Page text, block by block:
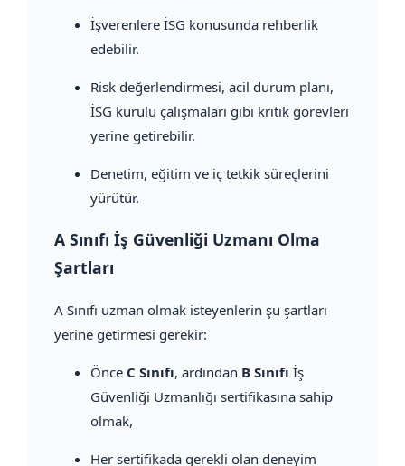
İşverenlere İSG konusunda rehberlik
edebilir.
Risk değerlendirmesi, acil durum planı,
İSG kurulu çalışmaları gibi kritik görevleri
yerine getirebilir.
Denetim, eğitim ve iç tetkik süreçlerini
yürütür.
A Sınıfı İş Güvenliği Uzmanı Olma
Şartları
A Sınıfı uzman olmak isteyenlerin şu şartları
yerine getirmesi gerekir:
Önce C Sınıfı, ardından B Sınıfı İş
Güvenliği Uzmanlığı sertifikasına sahip
olmak,
Her sertifikada gerekli olan deneyim